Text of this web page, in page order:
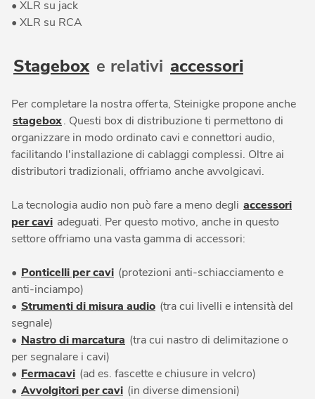
• XLR su jack
• XLR su RCA
Stagebox e relativi accessori
Per completare la nostra offerta, Steinigke propone anche
stagebox. Questi box di distribuzione ti permettono di
organizzare in modo ordinato cavi e connettori audio,
facilitando l'installazione di cablaggi complessi. Oltre ai
distributori tradizionali, offriamo anche avvolgicavi.
La tecnologia audio non può fare a meno degli accessori
per cavi adeguati. Per questo motivo, anche in questo
settore offriamo una vasta gamma di accessori:
• Ponticelli per cavi (protezioni anti-schiacciamento e
anti-inciampo)
• Strumenti di misura audio (tra cui livelli e intensità del
segnale)
• Nastro di marcatura (tra cui nastro di delimitazione o
per segnalare i cavi)
• Fermacavi (ad es. fascette e chiusure in velcro)
• Avvolgitori per cavi (in diverse dimensioni)